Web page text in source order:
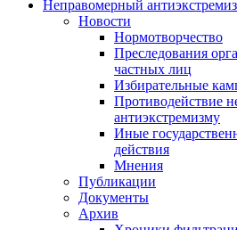
Неправомерный
Новости
Нормотворчество
Преследования
частных лиц
Избирательные
Противодействие
антиэкстремизму
Иные
действия
Мнения
Публикации
Документы
Архив